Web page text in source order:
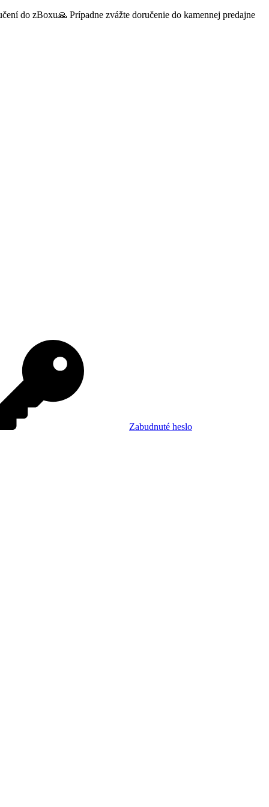
do zBoxu🙏 Prípadne zvážte doručenie do kamennej predajne
Zabudnuté heslo